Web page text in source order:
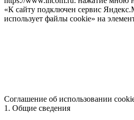
«К сайту подключен сервис
использует файлы cookie» на
Соглашение об использовании
1. Общие сведения